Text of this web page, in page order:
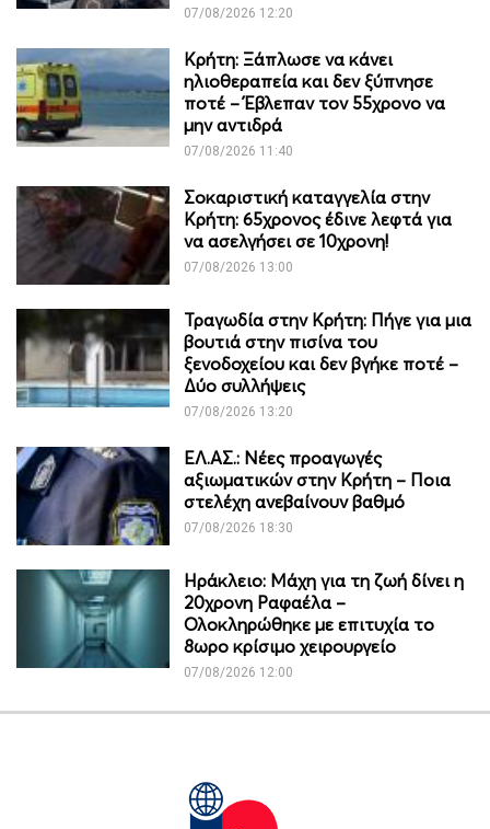
07/08/2026 12:20
Κρήτη: Ξάπλωσε να κάνει
ηλιοθεραπεία και δεν ξύπνησε
ποτέ – Έβλεπαν τον 55χρονο να
μην αντιδρά
07/08/2026 11:40
Σοκαριστική καταγγελία στην
Κρήτη: 65χρονος έδινε λεφτά για
να ασελγήσει σε 10χρονη!
07/08/2026 13:00
Τραγωδία στην Κρήτη: Πήγε για μια
βουτιά στην πισίνα του
ξενοδοχείου και δεν βγήκε ποτέ –
Δύο συλλήψεις
07/08/2026 13:20
ΕΛ.ΑΣ.: Νέες προαγωγές
αξιωματικών στην Κρήτη – Ποια
στελέχη ανεβαίνουν βαθμό
07/08/2026 18:30
Ηράκλειο: Μάχη για τη ζωή δίνει η
20χρονη Ραφαέλα –
Ολοκληρώθηκε με επιτυχία το
8ωρο κρίσιμο χειρουργείο
07/08/2026 12:00